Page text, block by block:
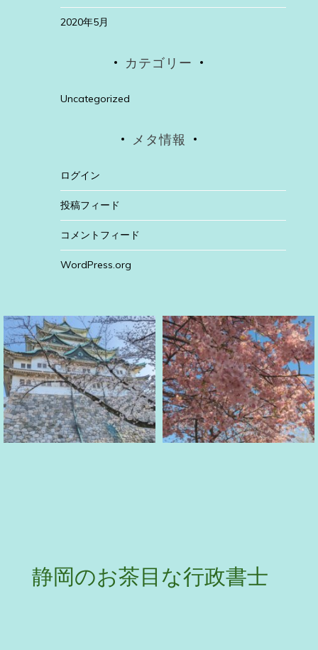
2020年5月
カテゴリー
Uncategorized
メタ情報
ログイン
投稿フィード
コメントフィード
WordPress.org
静岡のお茶目な行政書士